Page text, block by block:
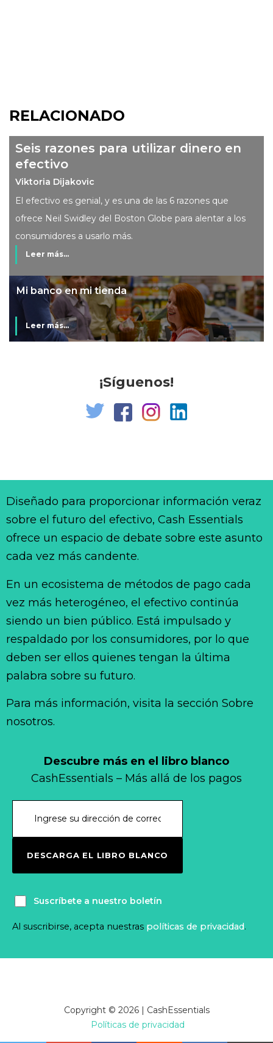
RELACIONADO
Seis razones para utilizar dinero en
efectivo
Viktoria Dijakovic
El efectivo es genial, y es una de las 6 razones que
ofrece Neil Swidley del Boston Globe para alentar a los
consumidores a usarlo más.
Leer más...
Mi banco en mi tienda
Leer más...
¡Síguenos!
Descubre más en el libro blanco
CashEssentials – Más allá de los pagos
DESCARGA EL LIBRO BLANCO
Suscríbete a nuestro boletín
Al suscribirse, acepta nuestras políticas de privacidad.
Diseñado para proporcionar información veraz
sobre el futuro del efectivo, Cash Essentials
ofrece un espacio de debate sobre este asunto
cada vez más candente.
En un ecosistema de métodos de pago cada
vez más heterogéneo, el efectivo continúa
siendo un bien público. Está impulsado y
respaldado por los consumidores, por lo que
deben ser ellos quienes tengan la última
palabra sobre su futuro.
Para más información, visita la sección Sobre
nosotros.
Copyright © 2026 | CashEssentials
Políticas de privacidad